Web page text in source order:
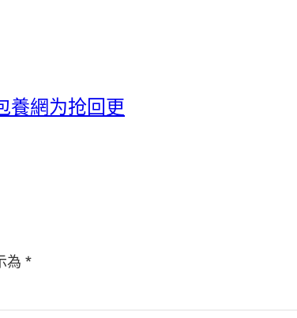
養網为抢回更
為 *